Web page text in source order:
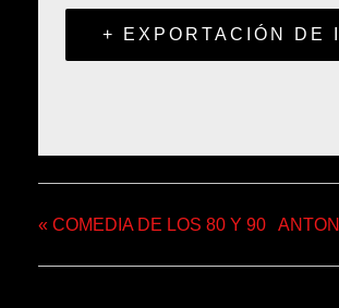
+ EXPORTACIÓN DE
« COMEDIA DE LOS 80 Y 90